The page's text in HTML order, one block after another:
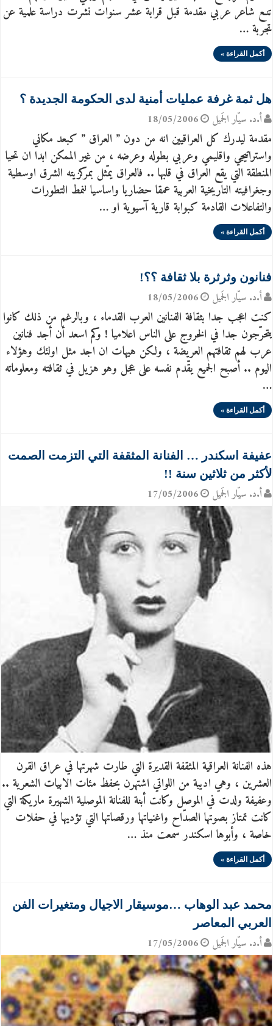
تنـع شاعر عربي مقدمة قبل قرابة عشر سنوات نشرت دراسة علمية عن
تجربة …
أكمل القراءة »
هل ثمة غرفة عمليات أمنية لدى الحكومة الجديدة ؟
أ.د. سيّار الجَميل 18/05/2006
مقدمة ليدرك كل العراقيين انه من دون ” العراق ” كبعد مكاني
واستراتيجي واقليمي وعربي بطوله وعرضه ، من غير الممكن ابدا ان تحيا
المنطقة التي يقع العراق في قلبها .. فالعراق يمّثل بمركزيته الشرق اوسطية
وجغرافيته التاريخية العربية عمقا حضاريا واساسيا لنمط التطورات
والتفاعلات القادمة كبوابة قارية آسيوية او …
أكمل القراءة »
فنانون وثرثرة بلا ثقافة ؟؟!
أ.د. سيّار الجَميل 18/05/2006
كنت اعجب جدا بثقافة الفنانين العرب القدماء ، وبالرغم من ذلك كانوا
يتحرّجون جدا في الخروج على الناس اعلاميا ! وكم اسعد أن أجد فنانين
عرب لهم ثقافتهم العريضة ، ولكن هيهات ان اجد مثل اولئك وهؤلاء
اليوم .. أصبح الجميع يقّدم نفسه على عجل وهو هزيل في ثقافته ومعلوماته
…
أكمل القراءة »
عفيفة اسكندر … الفنانة المثقفة التي التزمت الصمت
لأكثر من ثلاثين سنة !!
أ.د. سيّار الجَميل 17/05/2006
هذه الفنانة العراقية المثقفة القديرة التي طارت شهرتها في عراق القرن
العشرين ، وهي اديبة من اللواتي اشتهرن بحفظ مئات الابيات الشعرية ..
وعفيفة ولدت في الموصل وكانت أبنة للفنانة الموصلية الشهيرة ماريكة التي
كانت تمتاز بصوتها الصدّاح واغنياتها ورقصاتها التي تؤديها في حفلات
خاصة ، وأبوها اسكندر سمعت منذ …
أكمل القراءة »
محمد عبد الوهاب …موسيقار الاجيال ومتغيرات الفن
العربي المعاصر
أ.د. سيّار الجَميل 17/05/2006